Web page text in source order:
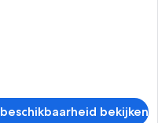
bekijken